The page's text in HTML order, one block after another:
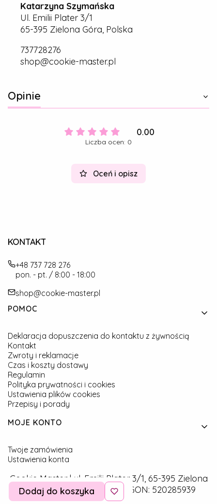
Katarzyna Szymańska
Ul. Emilii Plater 3/1
65-395 Zielona Góra, Polska
737728276
shop@cookie-master.pl
Opinie
0.00
Liczba ocen: 0
Oceń i opisz
KONTAKT
+48 737 728 276
pon. - pt. / 8:00 - 18:00
shop@cookie-master.pl
Linki w stopce
POMOC
Deklaracja dopuszczenia do kontaktu z żywnością
Kontakt
Zwroty i reklamacje
Czas i koszty dostawy
Regulamin
Polityka prywatności i cookies
Ustawienia plików cookies
Przepisy i porady
MOJE KONTO
Twoje zamówienia
Ustawienia konta
Cookie Master | ul. Emilii Plater 3/1, 65-395 Zielona
Góra | NIP: 9291757160 | REGON: 520285939
Dodaj do koszyka